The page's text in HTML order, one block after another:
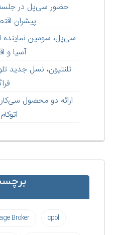
حضور سی‌پل در جلسه
پیشران
سی‌پل، سومین نماینده
آسیا و
تلنتیون، نسل جدید
ارائه دو محصول
اتوکام ۲۰۱۷
cpol
Broker